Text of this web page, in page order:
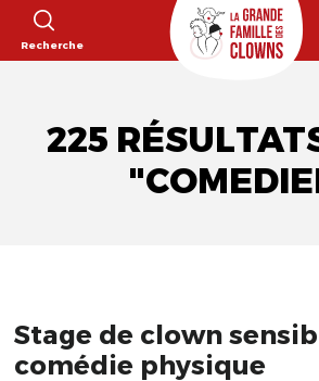
Recherche
225
Stage de clown
comédie physique